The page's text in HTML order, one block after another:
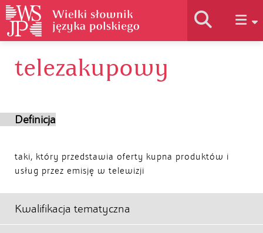
Historia słownika
telezakupowy
Definicja
taki, który przedstawia oferty kupna produktów i
usług przez emisję w telewizji
Kwalifikacja tematyczna